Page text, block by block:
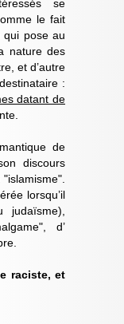
se
le fait
qui pose au
nature des
et d’autre
:
datant de
de
discours
lorsqu’il
judaïsme),
d’
raciste, et